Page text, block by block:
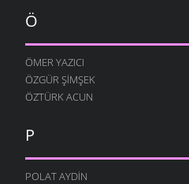
Ö
ÖMER YAZICI
ÖZGÜR ŞIMŞEK
ÖZTÜRK ACUN
P
POLAT AYDIN